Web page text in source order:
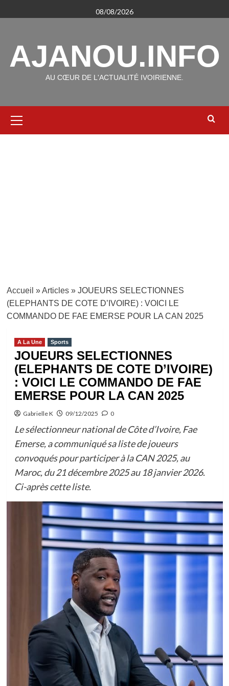
au
08/08/2026
AJANOU.INFO
AU CŒUR DE L'ACTUALITÉ IVOIRIENNE.
principal
Accueil »Articles» JOUEURS SELECTIONNES
(ELEPHANTS DE COTE D’IVOIRE) : VOICI LE
COMMANDO DE FAE EMERSE POUR LA CAN 2025
A La Une Sports
JOUEURS SELECTIONNES
(ELEPHANTS DE COTE D’IVOIRE)
: VOICI LE COMMANDO DE FAE
EMERSE POUR LA CAN 2025
Gabrielle K 09/12/2025 0
Le sélectionneur national de Côte d’Ivoire, Fae
Emerse, a communiqué sa liste de joueurs
convoqués pour participer à la CAN 2025, au
Maroc, du 21 décembre 2025 au 18 janvier 2026.
Ci-après cette liste.